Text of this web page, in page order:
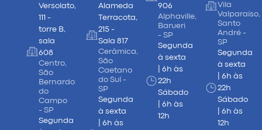
Versolato,
111 -
torre B,
sala
608
Centro,
São
Bernardo
do
Campo
- SP
Segunda
Alameda
Terracota,
215 -
Sala 817
Cerâmica,
São
Caetano
do Sul -
SP
Segunda
à sexta
| 6h às
906
Alphaville,
Barueri
- SP
Segunda
à sexta
| 6h às
22h
Sábado
| 6h às
12h
Vila
Valparaíso,
Santo
André -
SP
Segunda
à sexta
| 6h às
22h
Sábado
| 6h às
12h